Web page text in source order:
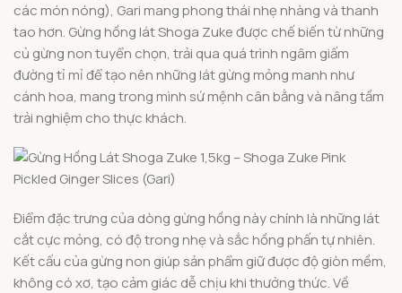
các món nóng), Gari mang phong thái nhẹ nhàng và thanh
tao hơn. Gừng hồng lát Shoga Zuke được chế biến từ những
củ gừng non tuyển chọn, trải qua quá trình ngâm giấm
đường tỉ mỉ để tạo nên những lát gừng mỏng manh như
cánh hoa, mang trong mình sứ mệnh cân bằng và nâng tầm
trải nghiệm cho thực khách.
Điểm đặc trưng của dòng gừng hồng này chính là những lát
cắt cực mỏng, có độ trong nhẹ và sắc hồng phấn tự nhiên.
Kết cấu của gừng non giúp sản phẩm giữ được độ giòn mềm,
không có xơ, tạo cảm giác dễ chịu khi thưởng thức. Về